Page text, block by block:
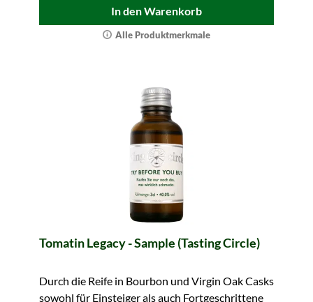
In den Warenkorb
Alle Produktmerkmale
Tomatin Legacy - Sample (Tasting Circle)
Durch die Reife in Bourbon und Virgin Oak Casks
sowohl für Einsteiger als auch Fortgeschrittene